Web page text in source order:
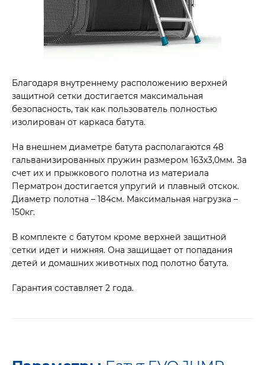
Благодаря внутреннему расположению верхней
защитной сетки достигается максимальная
безопасность, так как пользователь полностью
изолирован от каркаса батута.
На внешнем диаметре батута располагаются 48
гальванизированных пружин размером 163х3,0мм. За
счет их и прыжкового полотна из материала
Перматрон достигается упругий и плавный отскок.
Диаметр полотна – 184см. Максимальная нагрузка –
150кг.
В комплекте с батутом кроме верхней защитной
сетки идет и нижняя. Она защищает от попадания
детей и домашних животных под полотно батута.
Гарантия составляет 2 года.